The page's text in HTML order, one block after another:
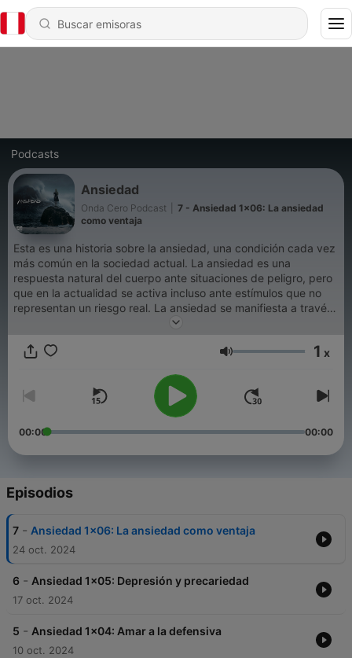
Podcasts
Ansiedad
Onda Cero Podcast
7 - Ansiedad 1x06: La ansiedad
como ventaja
Esta es una historia sobre la ansiedad, una condición cada vez
más común en la sociedad actual. La ansiedad es una
respuesta natural del cuerpo ante situaciones de peligro, pero
que en la actualidad se activa incluso ante estímulos que no
representan un riesgo real. La ansiedad se manifiesta a través
de diversos síntomas físicos y conductuales, como insomnio,
Batista Guion: Adriana Royo Narración: Adriana Royo
Volumen 1 x
00:00 00:00
Episodios
7 - Ansiedad 1x06: La ansiedad como ventaja
24 oct. 2024
6 - Ansiedad 1x05: Depresión y precariedad
17 oct. 2024
5 - Ansiedad 1x04: Amar a la defensiva
10 oct. 2024